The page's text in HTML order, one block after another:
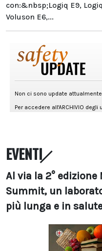
con:&nbsp;Logiq E9,
Voluson E6,...
EVENTI
Al via la 2°
Summit, un
più lunga e in